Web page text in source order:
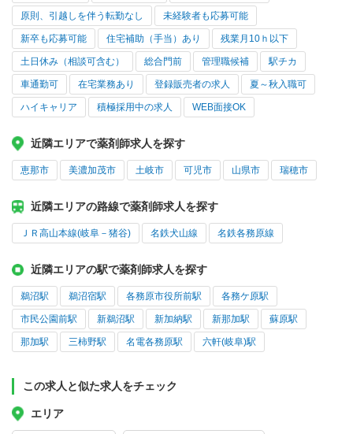
原則、引越しを伴う転勤なし 未経験者も応募可能
新卒も応募可能 住宅補助（手当）あり 残業月10ｈ以下
土日休み（相談可含む） 総合門前 管理職候補 駅チカ
車通勤可 在宅業務あり 登録販売者の求人 夏～秋入職可
ハイキャリア 積極採用中の求人 WEB面接OK
近隣エリアで薬剤師求人を探す
恵那市 美濃加茂市 土岐市 可児市 山県市 瑞穂市
近隣エリアの路線で薬剤師求人を探す
ＪＲ高山本線(岐阜－猪谷) 名鉄犬山線 名鉄各務原線
近隣エリアの駅で薬剤師求人を探す
鵜沼駅 鵜沼宿駅 各務原市役所前駅 各務ケ原駅
市民公園前駅 新鵜沼駅 新加納駅 新那加駅 蘇原駅
那加駅 三柿野駅 名電各務原駅 六軒(岐阜)駅
この求人と似た求人をチェック
エリア